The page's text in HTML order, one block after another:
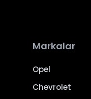
Markalar
Opel
Chevrolet